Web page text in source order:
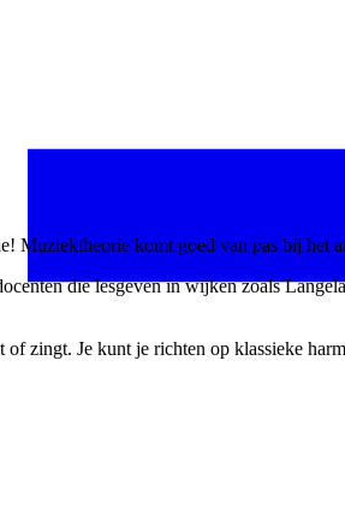
Muziektheorie komt goed van pas bij het
die lesgeven in wijken zoals
of zingt. Je kunt je richten op klassieke